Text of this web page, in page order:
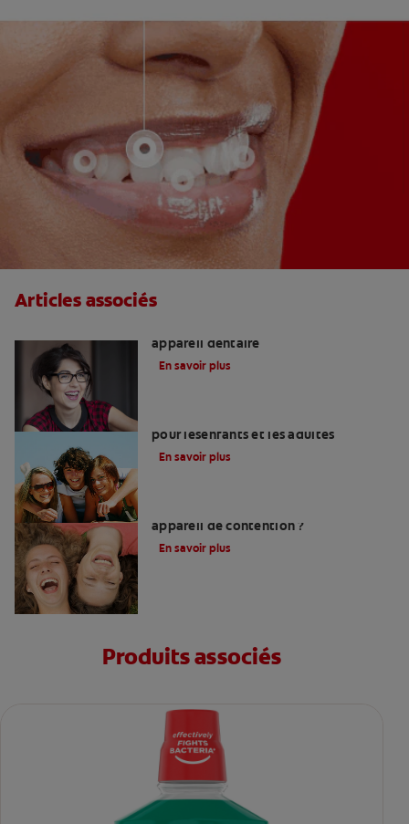
Articles associés
appareil dentaire
En savoir plus
pour lesenfants et les adultes
En savoir plus
appareil de contention ?
En savoir plus
Produits associés